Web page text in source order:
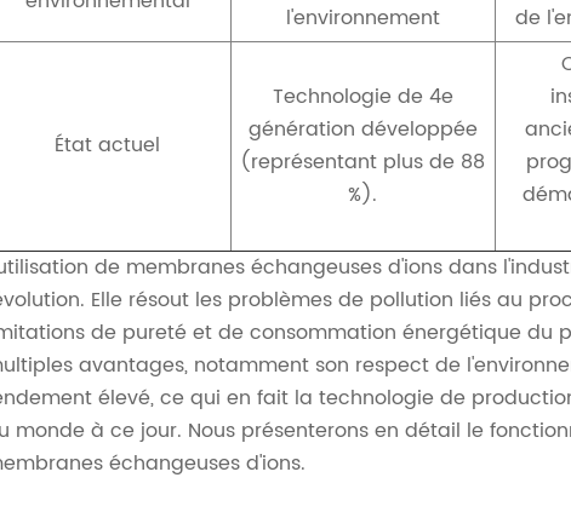
l'environnement
de
État actuel
Technologie de 4e
génération développée
(représentant plus de 88
%).
de membranes échangeuses d'ions dans
Elle résout les problèmes de pollution liés au
de pureté et de consommation énergétique du
avantages, notamment son respect de
élevé, ce qui en fait la technologie de
monde à ce jour. Nous présenterons en détail le
échangeuses d'ions.